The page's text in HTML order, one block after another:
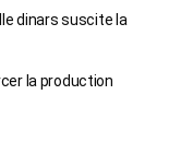
dinars suscite la
la production